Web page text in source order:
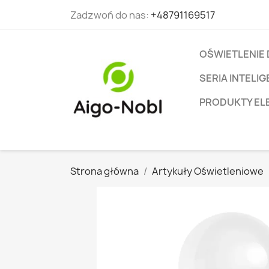
Zadzwoń do nas: +48791169517
OŚWIETLENIE
SERIA
PRODUKTY
Strona główna Artykuły Oświetleniowe